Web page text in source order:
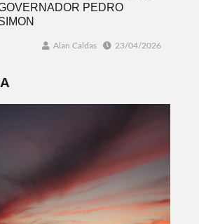
PEDRO
Alan Caldas 23/04/2026